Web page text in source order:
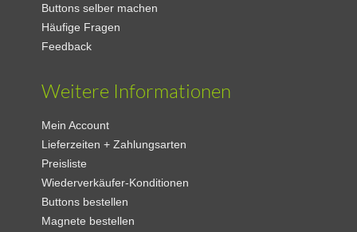
Buttons selber machen
Häufige Fragen
Feedback
Weitere Informationen
Mein Account
Lieferzeiten + Zahlungsarten
Preisliste
Wiederverkäufer-Konditionen
Buttons bestellen
Magnete bestellen